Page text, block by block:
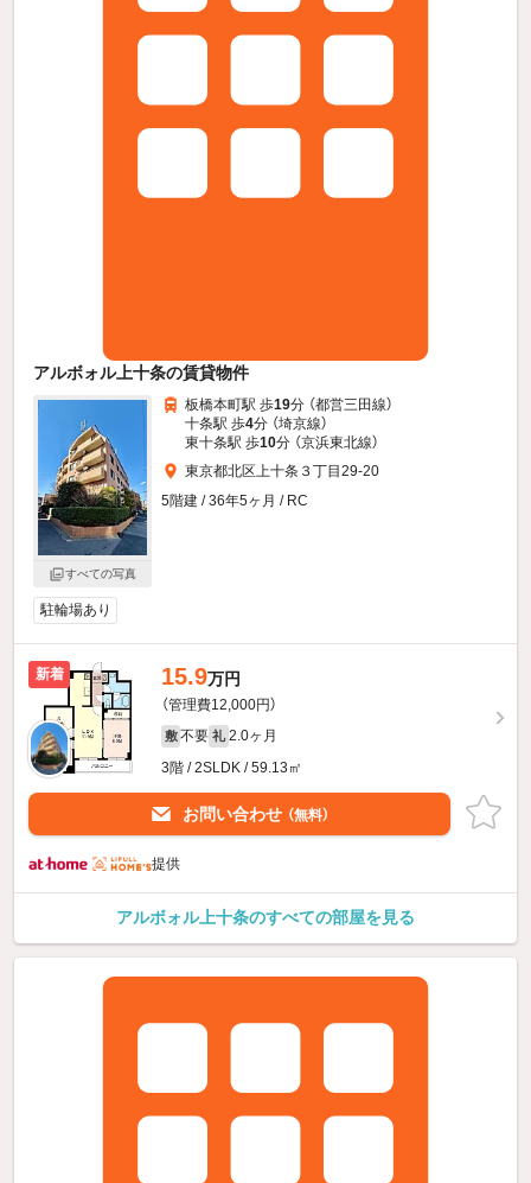
アルボォル上十条の賃貸物件
すべての写真
板橋本町駅 歩19分 （都営三田線）
十条駅 歩4分 （埼京線）
東十条駅 歩10分 （京浜東北線）
東京都北区上十条３丁目29-20
5階建 / 36年5ヶ月 / RC
駐輪場あり
新着 15.9万円
（管理費12,000円）
敷 不要 礼 2.0ヶ月
3階 / 2SLDK / 59.13㎡
お問い合わせ （無料）
提供
アルボォル上十条のすべての部屋を見る